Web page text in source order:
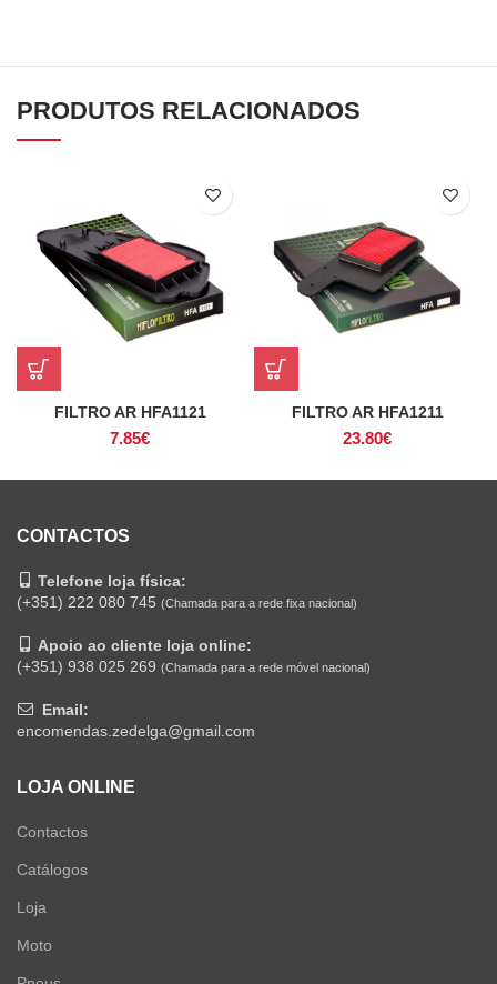
PRODUTOS RELACIONADOS
FILTRO AR HFA1121
7.85€
FILTRO AR HFA1211
23.80€
CONTACTOS
Telefone loja física:
(+351) 222 080 745 (Chamada para a rede fixa nacional)
Apoio ao cliente loja online:
(+351) 938 025 269 (Chamada para a rede móvel nacional)
Email:
encomendas.zedelga@gmail.com
LOJA ONLINE
Contactos
Catálogos
Loja
Moto